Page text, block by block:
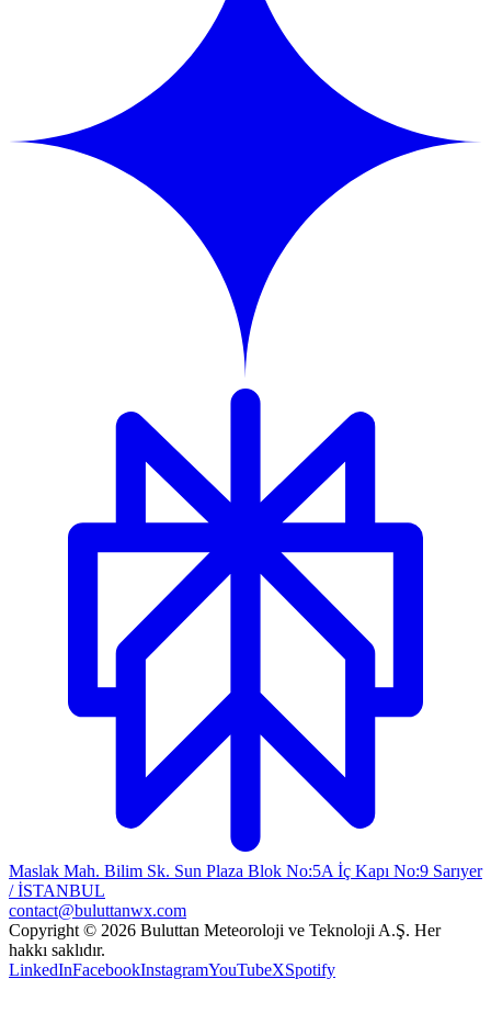
Maslak Mah. Bilim Sk. Sun Plaza Blok No:5A İç Kapı No:9 Sarıyer
/ İSTANBUL
contact@buluttanwx.com
Copyright © 2026 Buluttan Meteoroloji ve Teknoloji A.Ş. Her
hakkı saklıdır.
LinkedInFacebookInstagramYouTubeXSpotify